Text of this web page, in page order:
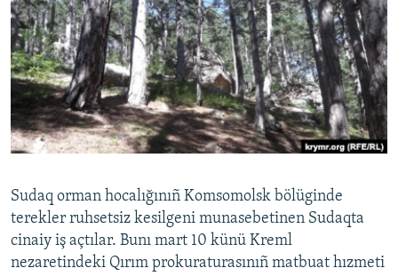
BLOGLAR
FİKİR
Русский
Українською
RFE/RS bütün saytları
Sudaq orman hocalığınıñ Komsomolsk bölüginde
terekler ruhsetsiz kesilgeni munasebetinen Sudaqta
cinaiy iş açtılar. Bunı mart 10 künü Kreml
nezaretindeki Qırım prokuraturasınıñ matbuat hızmeti